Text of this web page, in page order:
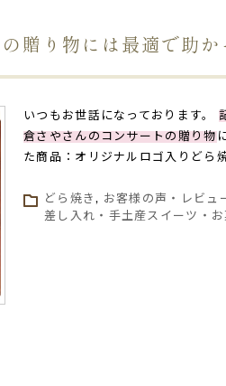
贈り物には最適で助か
いつもお世話になっております。
倉さやさんのコンサートの贈り物
た商品：オリジナルロゴ入りどら
どら焼き, お客様の声・レビュ
差し入れ・手土産スイーツ・お